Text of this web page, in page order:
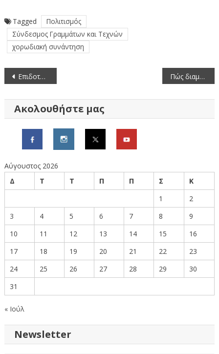
Tagged
Πολιτισμός
Σύνδεσμος Γραμμάτων και Τεχνών
χορωδιακή συνάντηση
Πλοήγηση
Επιδοτούμενες δράσεις μελισσοκομίας έτους 2023 Πώς διαμορφώνονται οι μέσες τιμές οπωροκηπευτικών (2/6/2023-8/6/2023)
Ακολουθήστε μας
Αύγουστος 2026
Δ
Τ Τ Π Π Σ
Κ
1
2
3
4 5 6 7 8
9
10
11 12 13 14 15
16
17
18 19 20 21 22
23
24
25 26 27 28 29
30
31
« Ιούλ
Newsletter